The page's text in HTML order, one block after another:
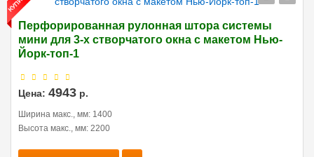
Перфорированная рулонная штора системы
мини для 3-х створчатого окна с макетом Нью-
Йорк-топ-1
Цена: 4943 р.
Ширина макс., мм: 1400
Высота макс., мм: 2200